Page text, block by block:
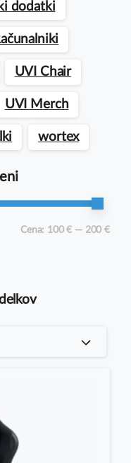
dodatki
UVI Chair
UVI Merch
wortex
Min
Max
Cena: 100 € — 200 €